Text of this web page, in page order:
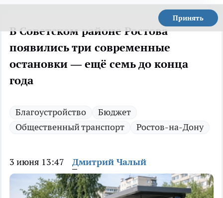
Принять
В Советском районе Ростова
появились три современные
остановки — ещё семь до конца
года
Благоустройство
Бюджет
Общественный транспорт
Ростов-на-Дону
3 июня 13:47 Дмитрий Чалый